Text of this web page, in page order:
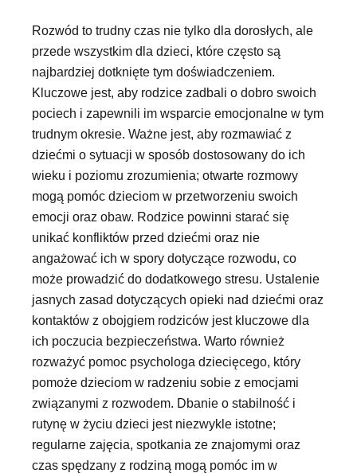
Rozwód to trudny czas nie tylko dla dorosłych, ale
przede wszystkim dla dzieci, które często są
najbardziej dotknięte tym doświadczeniem.
Kluczowe jest, aby rodzice zadbali o dobro swoich
pociech i zapewnili im wsparcie emocjonalne w tym
trudnym okresie. Ważne jest, aby rozmawiać z
dziećmi o sytuacji w sposób dostosowany do ich
wieku i poziomu zrozumienia; otwarte rozmowy
mogą pomóc dzieciom w przetworzeniu swoich
emocji oraz obaw. Rodzice powinni starać się
unikać konfliktów przed dziećmi oraz nie
angażować ich w spory dotyczące rozwodu, co
może prowadzić do dodatkowego stresu. Ustalenie
jasnych zasad dotyczących opieki nad dziećmi oraz
kontaktów z obojgiem rodziców jest kluczowe dla
ich poczucia bezpieczeństwa. Warto również
rozważyć pomoc psychologa dziecięcego, który
pomoże dzieciom w radzeniu sobie z emocjami
związanymi z rozwodem. Dbanie o stabilność i
rutynę w życiu dzieci jest niezwykle istotne;
regularne zajęcia, spotkania ze znajomymi oraz
czas spędzany z rodziną mogą pomóc im w